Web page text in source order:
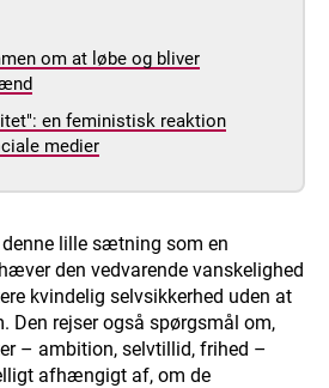
om at løbe og bliver
en feministisk reaktion
medier
lille sætning som en
den vedvarende vanskelighed
kvindelig selvsikkerhed uden at
Den rejser også spørgsmål om,
– ambition, selvtillid, frihed –
afhængigt af, om de